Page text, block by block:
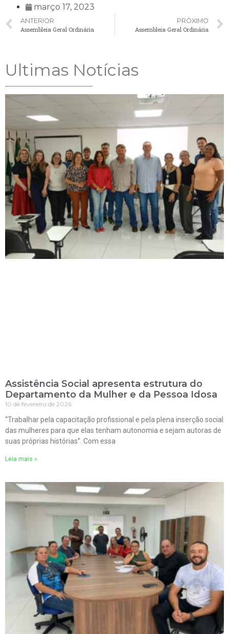
março 17, 2023
ANTERIOR
Assembleia Geral Ordinária
PRÓXIMO
Assembleia Geral Ordinária
Ultimas Notícias
Assistência Social apresenta estrutura do
Departamento da Mulher e da Pessoa Idosa
10 de fevereiro de 2026
“Trabalhar pela capacitação profissional e pela plena inserção social
das mulheres para que elas tenham autonomia e sejam autoras de
suas próprias histórias”. Com essa
Leia mais »